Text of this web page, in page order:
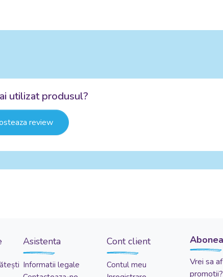
utilizat produsul?
review
Asistenta
Informatii legale
Cont client
Contul meu
Vrei sa